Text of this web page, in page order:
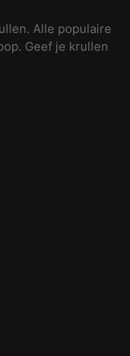
Alle populaire
Geef je krullen